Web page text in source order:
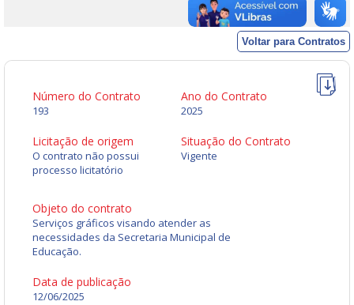
Voltar para Contratos
Número do Contrato
193
Ano do Contrato
2025
Licitação de origem
O contrato não possui
processo licitatório
Situação do Contrato
Vigente
Objeto do contrato
Serviços gráficos visando atender as
necessidades da Secretaria Municipal de
Educação.
Data de publicação
12/06/2025